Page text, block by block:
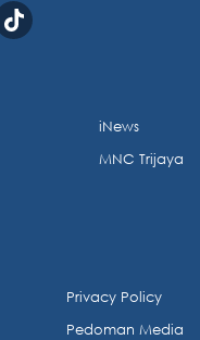
iNews
MNC Trijaya
Privacy Policy
Pedoman Media